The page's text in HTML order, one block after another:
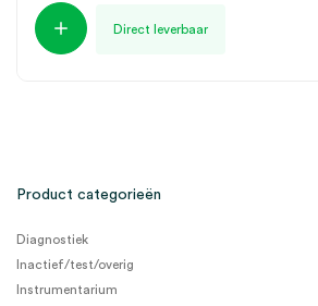
Direct leverbaar
Product categorieën
Diagnostiek
Inactief/test/overig
Instrumentarium